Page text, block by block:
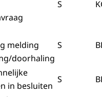
S
melding
doorhaling
S
in besluiten
S